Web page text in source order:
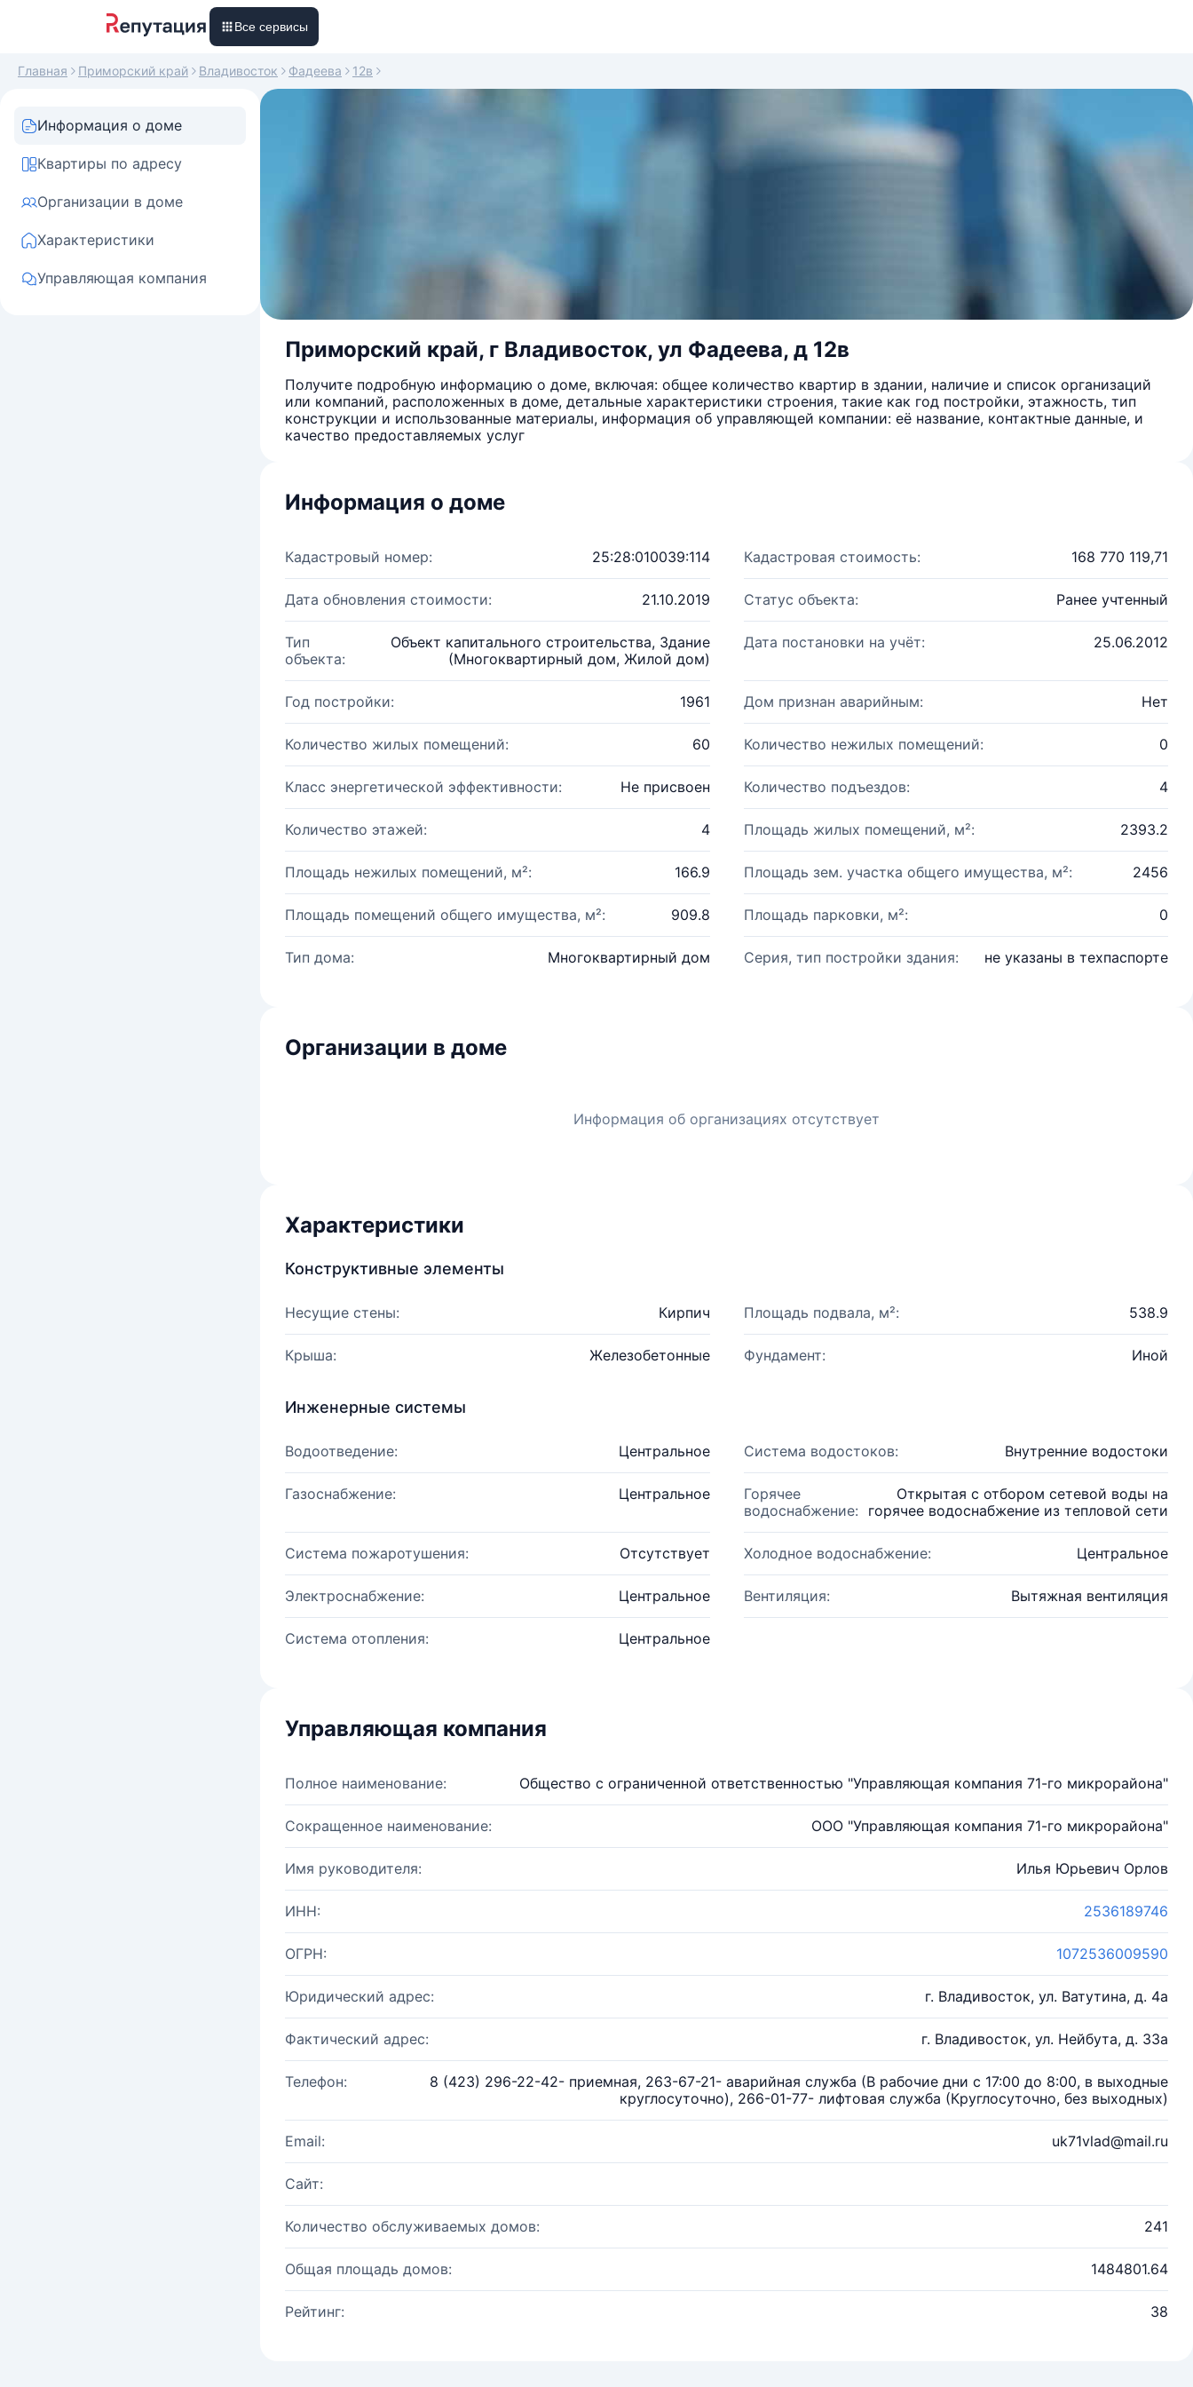
Все сервисы
Главная Приморский край Владивосток Фадеева 12в
Информация о доме
Квартиры по адресу
Организации в доме
Характеристики
Управляющая компания
Приморский край, г Владивосток, ул Фадеева, д 12в
Получите подробную информацию о доме, включая: общее количество квартир в здании, наличие и список организаций
или компаний, расположенных в доме, детальные характеристики строения, такие как год постройки, этажность, тип
конструкции и использованные материалы, информация об управляющей компании: её название, контактные данные, и
качество предоставляемых услуг
Информация о доме
Кадастровый номер: 25:28:010039:114 Кадастровая стоимость: 168 770 119,71
Дата обновления стоимости: 21.10.2019 Статус объекта: Ранее учтенный
Тип
объекта:
Объект капитального строительства, Здание
(Многоквартирный дом, Жилой дом)
Дата постановки на учёт: 25.06.2012
Год постройки: 1961 Дом признан аварийным: Нет
Количество жилых помещений: 60 Количество нежилых помещений: 0
Класс энергетической эффективности: Не присвоен Количество подъездов: 4
Количество этажей: 4 Площадь жилых помещений, м²: 2393.2
Площадь нежилых помещений, м²: 166.9 Площадь зем. участка общего имущества, м²: 2456
Площадь помещений общего имущества, м²: 909.8 Площадь парковки, м²: 0
Тип дома: Многоквартирный дом Серия, тип постройки здания: не указаны в техпаспорте
Организации в доме
Информация об организациях отсутствует
Характеристики
Конструктивные элементы
Несущие стены: Кирпич Площадь подвала, м²: 538.9
Крыша: Железобетонные Фундамент: Иной
Инженерные системы
Водоотведение: Центральное Система водостоков: Внутренние водостоки
Газоснабжение: Центральное
Горячее
водоснабжение:
Открытая с отбором сетевой воды на
горячее водоснабжение из тепловой сети
Система пожаротушения: Отсутствует Холодное водоснабжение: Центральное
Электроснабжение: Центральное Вентиляция: Вытяжная вентиляция
Система отопления: Центральное
Управляющая компания
Полное наименование: Общество с ограниченной ответственностью "Управляющая компания 71-го микрорайона"
Сокращенное наименование: ООО "Управляющая компания 71-го микрорайона"
Имя руководителя: Илья Юрьевич Орлов
ИНН: 2536189746
ОГРН: 1072536009590
Юридический адрес: г. Владивосток, ул. Ватутина, д. 4а
Фактический адрес: г. Владивосток, ул. Нейбута, д. 33а
Телефон:
8 (423) 296-22-42- приемная, 263-67-21- аварийная служба (В рабочие дни с 17:00 до 8:00, в выходные
круглосуточно), 266-01-77- лифтовая служба (Круглосуточно, без выходных)
Email: uk71vlad@mail.ru
Сайт:
Количество обслуживаемых домов: 241
Общая площадь домов: 1484801.64
Рейтинг: 38